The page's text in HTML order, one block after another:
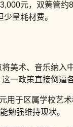
元，双簧管
量耗材费。
美术、音乐纳
一政策直接倒逼
于区属学校艺
勉强维持现状。